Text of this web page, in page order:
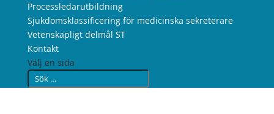
Processledarutbildning
Sjukdomsklassificering för medicinska sekreterare
Vetenskapligt delmål ST
Kontakt
Välj en sida